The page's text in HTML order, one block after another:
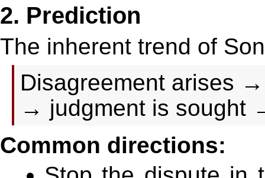
2. Prediction
The inherent trend of
Disagreement arises
→ judgment is sought
Common directions: